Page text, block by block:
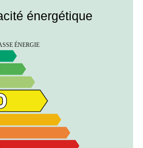
énergétique